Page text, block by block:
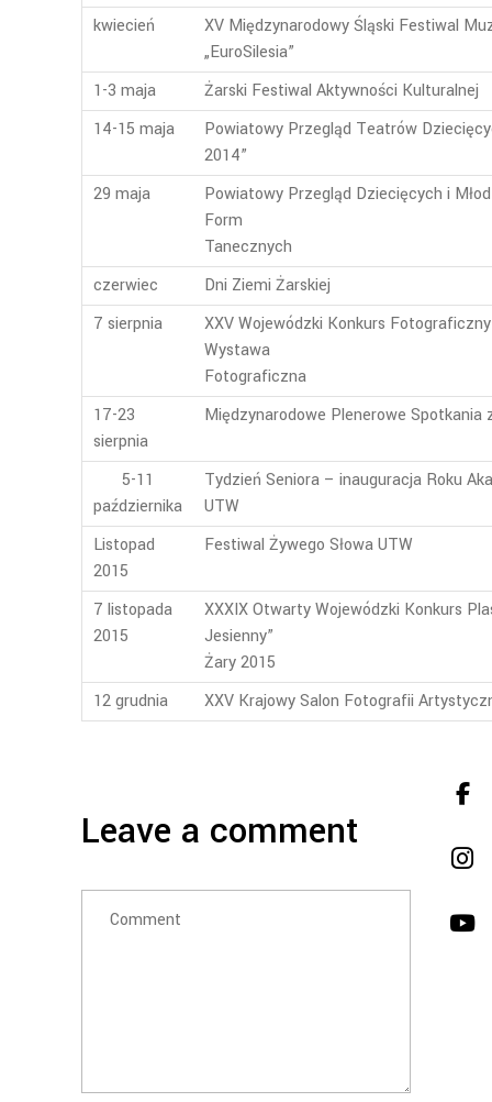
kwiecień
XV Międzynarodowy Śląski Festiwal
„EuroSilesia”
1-3 maja
Żarski Festiwal Aktywności Kulturalnej
14-15 maja
Powiatowy Przegląd Teatrów
2014”
29 maja
Powiatowy Przegląd Dziecięcych i
Form
Tanecznych
czerwiec
Dni Ziemi Żarskiej
7 sierpnia
XXV Wojewódzki Konkurs
Wystawa
Fotograficzna
17-23
sierpnia
Międzynarodowe Plenerowe Spotkania
5-11
października
Tydzień Seniora – inauguracja Roku
UTW
Listopad
2015
Festiwal Żywego Słowa UTW
7 listopada
2015
XXXIX Otwarty Wojewódzki Konkurs
Jesienny”
Żary 2015
12 grudnia
XXV Krajowy Salon Fotografii
Leave a comment